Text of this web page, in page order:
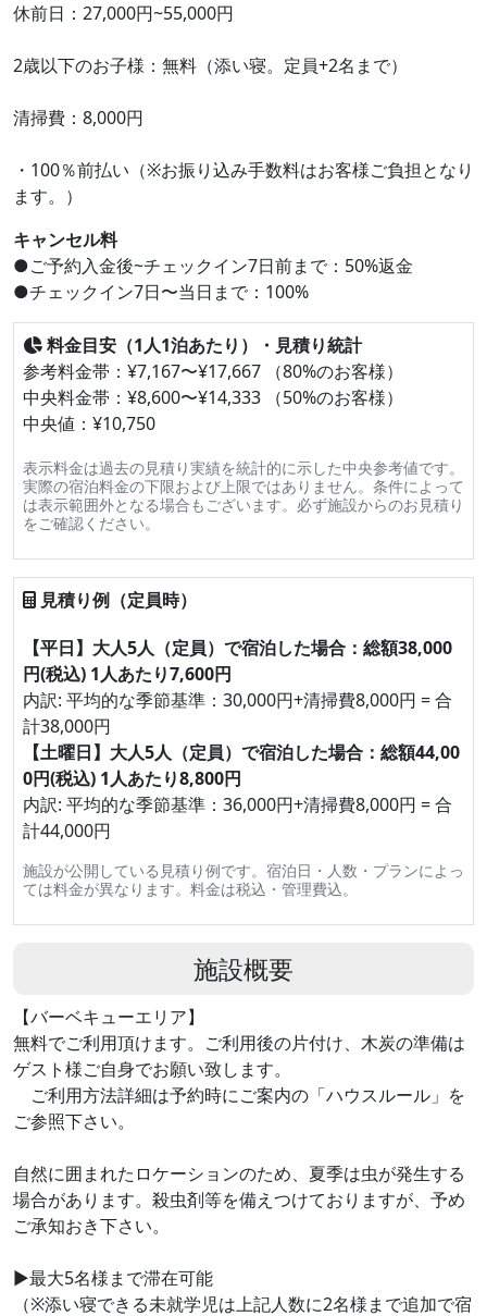
休前日：27,000円~55,000円
2歳以下のお子様：無料（添い寝。定員+2名まで）
清掃費：8,000円
・100％前払い（※お振り込み手数料はお客様ご負担となり
ます。）
キャンセル料
●ご予約入金後~チェックイン7日前まで：50%返金
●チェックイン7日〜当日まで：100%
料金目安（1人1泊あたり）・見積り統計
参考料金帯：¥7,167〜¥17,667 （80%のお客様）
中央料金帯：¥8,600〜¥14,333 （50%のお客様）
中央値：¥10,750
表示料金は過去の見積り実績を統計的に示した中央参考値です。
実際の宿泊料金の下限および上限ではありません。条件によって
は表示範囲外となる場合もございます。必ず施設からのお見積り
をご確認ください。
見積り例（定員時）
【平日】大人5人（定員）で宿泊した場合：総額38,000
円(税込) 1人あたり7,600円
内訳: 平均的な季節基準：30,000円+清掃費8,000円 = 合
計38,000円
【土曜日】大人5人（定員）で宿泊した場合：総額44,00
0円(税込) 1人あたり8,800円
内訳: 平均的な季節基準：36,000円+清掃費8,000円 = 合
計44,000円
施設が公開している見積り例です。宿泊日・人数・プランによっ
ては料金が異なります。料金は税込・管理費込。
施設概要
【バーベキューエリア】
無料でご利用頂けます。ご利用後の片付け、木炭の準備は
ゲスト様ご自身でお願い致します。
ご利用方法詳細は予約時にご案内の「ハウスルール」を
ご参照下さい。
自然に囲まれたロケーションのため、夏季は虫が発生する
場合があります。殺虫剤等を備えつけておりますが、予め
ご承知おき下さい。
▶最大5名様まで滞在可能
（※添い寝できる未就学児は上記人数に2名様まで追加で宿